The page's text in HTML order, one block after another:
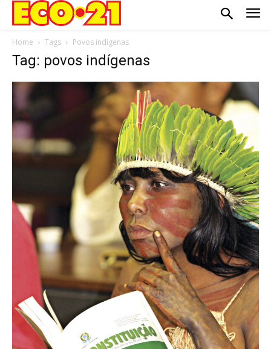
Home Tags Povos indígenas
Tag: povos indígenas